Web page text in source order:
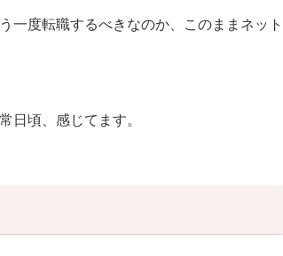
一度転職するべきなのか、このままネット
日頃、感じてます。